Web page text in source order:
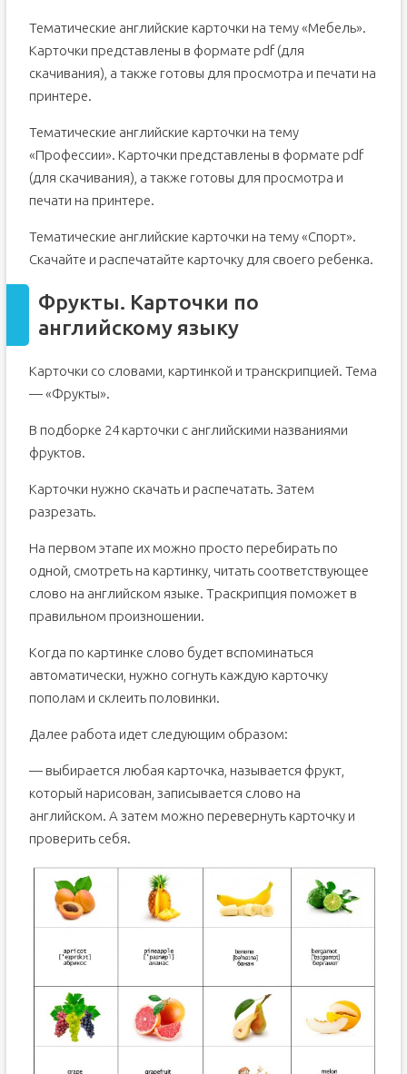
Тематические английские карточки на тему «Мебель».
Карточки представлены в формате pdf (для
скачивания), а также готовы для просмотра и печати на
принтере.
Тематические английские карточки на тему
«Профессии». Карточки представлены в формате pdf
(для скачивания), а также готовы для просмотра и
печати на принтере.
Тематические английские карточки на тему «Спорт».
Скачайте и распечатайте карточку для своего ребенка.
Фрукты. Карточки по
английскому языку
Карточки со словами, картинкой и транскрипцией. Тема
— «Фрукты».
В подборке 24 карточки с английскими названиями
фруктов.
Карточки нужно скачать и распечатать. Затем
разрезать.
На первом этапе их можно просто перебирать по
одной, смотреть на картинку, читать соответствующее
слово на английском языке. Траскрипция поможет в
правильном произношении.
Когда по картинке слово будет вспоминаться
автоматически, нужно согнуть каждую карточку
пополам и склеить половинки.
Далее работа идет следующим образом:
— выбирается любая карточка, называется фрукт,
который нарисован, записывается слово на
английском. А затем можно перевернуть карточку и
проверить себя.